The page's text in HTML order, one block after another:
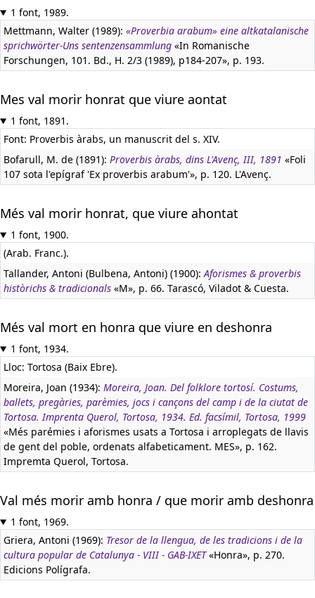
1 font, 1989.
Mettmann, Walter (1989): «Proverbia arabum» eine altkatalanische
sprichwörter-Uns sentenzensammlung «In Romanische
Forschungen, 101. Bd., H. 2/3 (1989), p184-207», p. 193.
Mes val morir honrat que viure aontat
1 font, 1891.
Font: Proverbis àrabs, un manuscrit del s. XIV.
Bofarull, M. de (1891): Proverbis àrabs, dins L'Avenç, III, 1891 «Foli
107 sota l'epígraf 'Ex proverbis arabum'», p. 120. L'Avenç.
Més val morir honrat, que viure ahontat
1 font, 1900.
(Arab. Franc.).
Tallander, Antoni (Bulbena, Antoni) (1900):Aforismes & proverbis
històrichs & tradicionals «M», p. 66. Tarascó, Viladot & Cuesta.
Més val mort en honra que viure en deshonra
1 font, 1934.
Lloc: Tortosa (Baix Ebre).
Moreira, Joan (1934): Moreira, Joan. Del folklore tortosí. Costums,
ballets, pregàries, parèmies, jocs i cançons del camp i de la ciutat de
Tortosa. Imprenta Querol, Tortosa, 1934. Ed. facsímil, Tortosa, 1999
«Més parémies i aforismes usats a Tortosa i arroplegats de llavis
de gent del poble, ordenats alfabeticament. MES», p. 162.
Impremta Querol, Tortosa.
Val més morir amb honra / que morir amb deshonra
1 font, 1969.
Griera, Antoni (1969): Tresor de la llengua, de les tradicions i de la
cultura popular de Catalunya - VIII - GAB-IXET«Honra», p. 270.
Edicions Polígrafa.